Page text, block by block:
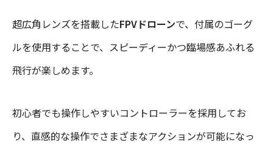
超広角レンズを搭載したFPVドローンで、付属のゴーグ
ルを使用することで、スピーディーかつ臨場感あふれる
飛行が楽しめます。
初心者でも操作しやすいコントローラーを採用してお
り、直感的な操作でさまざまなアクションが可能になっ